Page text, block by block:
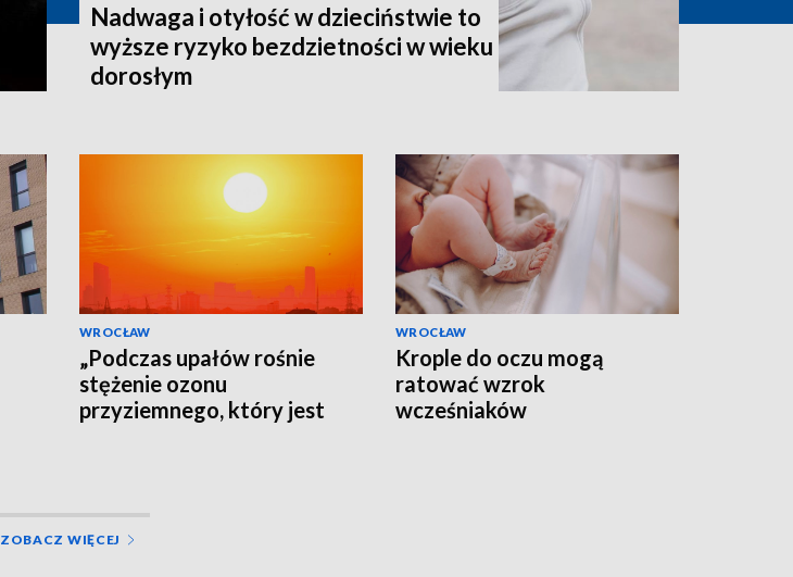
Nadwaga i otyłość w dzieciństwie to
wyższe ryzyko bezdzietności w wieku
dorosłym
WROCŁAW
„Podczas upałów rośnie
stężenie ozonu
przyziemnego, który jest
WROCŁAW
Krople do oczu mogą
ratować wzrok
wcześniaków
ZOBACZ WIĘCEJ